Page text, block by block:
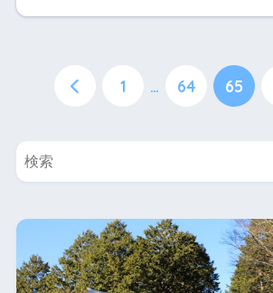
1 … 64 65